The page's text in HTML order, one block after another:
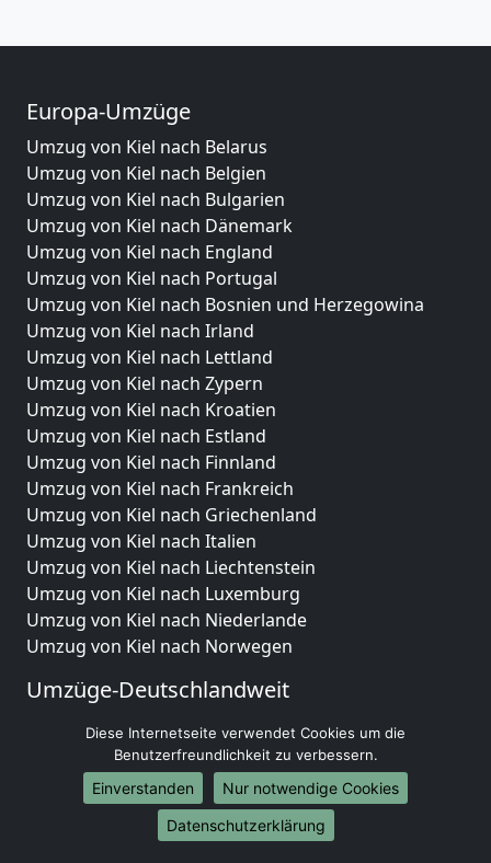
Europa-Umzüge
Umzug von Kiel nach Belarus
Umzug von Kiel nach Belgien
Umzug von Kiel nach Bulgarien
Umzug von Kiel nach Dänemark
Umzug von Kiel nach England
Umzug von Kiel nach Portugal
Umzug von Kiel nach Bosnien und Herzegowina
Umzug von Kiel nach Irland
Umzug von Kiel nach Lettland
Umzug von Kiel nach Zypern
Umzug von Kiel nach Kroatien
Umzug von Kiel nach Estland
Umzug von Kiel nach Finnland
Umzug von Kiel nach Frankreich
Umzug von Kiel nach Griechenland
Umzug von Kiel nach Italien
Umzug von Kiel nach Liechtenstein
Umzug von Kiel nach Luxemburg
Umzug von Kiel nach Niederlande
Umzug von Kiel nach Norwegen
Umzüge-Deutschlandweit
Umzug von Kiel nach Berlin
Umzug von Kiel nach Hamburg
Umzug von Kiel nach München
Umzug von Kiel nach Köln
Umzug von Kiel nach Frankfurt am Main
Diese Internetseite verwendet Cookies um die
Benutzerfreundlichkeit zu verbessern.
Einverstanden
Nur notwendige Cookies
Datenschutzerklärung